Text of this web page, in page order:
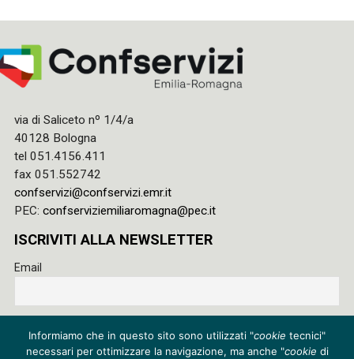
via di Saliceto nº 1/4/a
40128 Bologna
tel 051.4156.411
fax 051.552742
confservizi@confservizi.emr.it
PEC: confserviziemiliaromagna@pec.it
ISCRIVITI ALLA NEWSLETTER
Email
al trattamento dei miei dati
Informiamo che in questo sito sono utilizzati "cookie tecnici"
necessari per ottimizzare la navigazione, ma anche "cookie di